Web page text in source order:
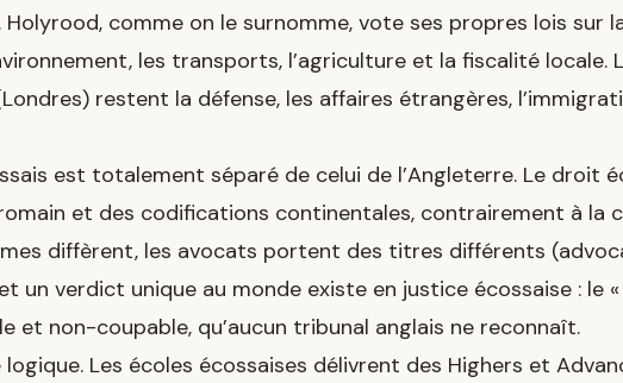
comme on le surnomme, vote ses propres lois sur
les transports, l’agriculture et la fiscalité locale.
restent la défense, les affaires étrangères,
est totalement séparé de celui de l’Angleterre. Le droit
et des codifications continentales, contrairement à la
diffèrent, les avocats portent des titres différents
un verdict unique au monde existe en justice écossaise : le
et non-coupable, qu’aucun tribunal anglais ne reconnaît.
Les écoles écossaises délivrent des Highers et